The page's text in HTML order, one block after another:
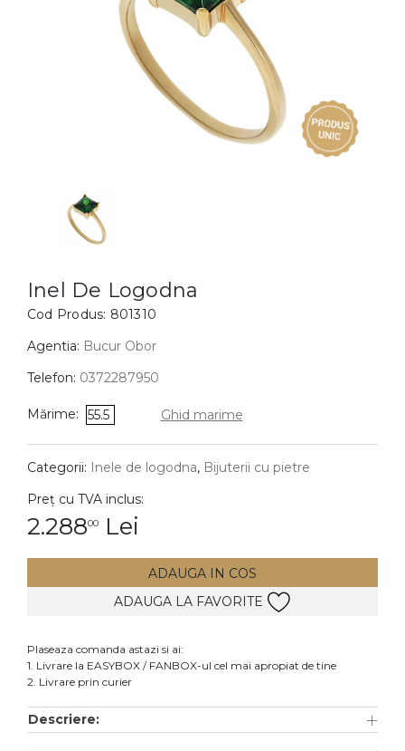
BIJUTERII COPII
Cercei
Bratari
Coliere
Lanturi
Pandantive
DIAMANTE Vezi toate
Cercei
Accesorii
Inel De Logodna
Cod Produs: 801310
Agentia: Bucur Obor
Telefon: 0372287950
Mărime: 55.5 Ghid marime
Categorii: Inele de logodna, Bijuterii cu pietre
Preț cu TVA inclus:
2.28800 Lei
ADAUGA IN COS
ADAUGA LA FAVORITE
Plaseaza comanda astazi si ai:
1. Livrare la EASYBOX / FANBOX-ul cel mai apropiat de tine
2. Livrare prin curier
Descriere: